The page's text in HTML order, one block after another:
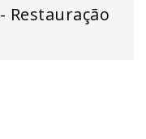
- Restauração